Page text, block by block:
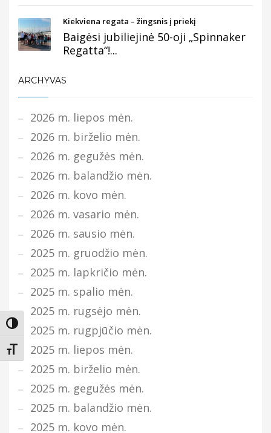
Įjungti didesnį kontrastą
Keisti teksto dydį
Kiekviena regata – žingsnis į priekį
Baigėsi jubiliejinė 50-oji „Spinnaker
Regatta“!...
ARCHYVAS
2026 m. liepos mėn.
2026 m. birželio mėn.
2026 m. gegužės mėn.
2026 m. balandžio mėn.
2026 m. kovo mėn.
2026 m. vasario mėn.
2026 m. sausio mėn.
2025 m. gruodžio mėn.
2025 m. lapkričio mėn.
2025 m. spalio mėn.
2025 m. rugsėjo mėn.
2025 m. rugpjūčio mėn.
2025 m. liepos mėn.
2025 m. birželio mėn.
2025 m. gegužės mėn.
2025 m. balandžio mėn.
2025 m. kovo mėn.